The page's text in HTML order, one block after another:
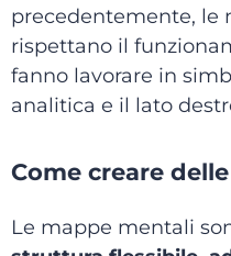
precedentemente, le
rispettano il
fanno lavorare in
analitica e il lato
Come creare
Le mappe mentali